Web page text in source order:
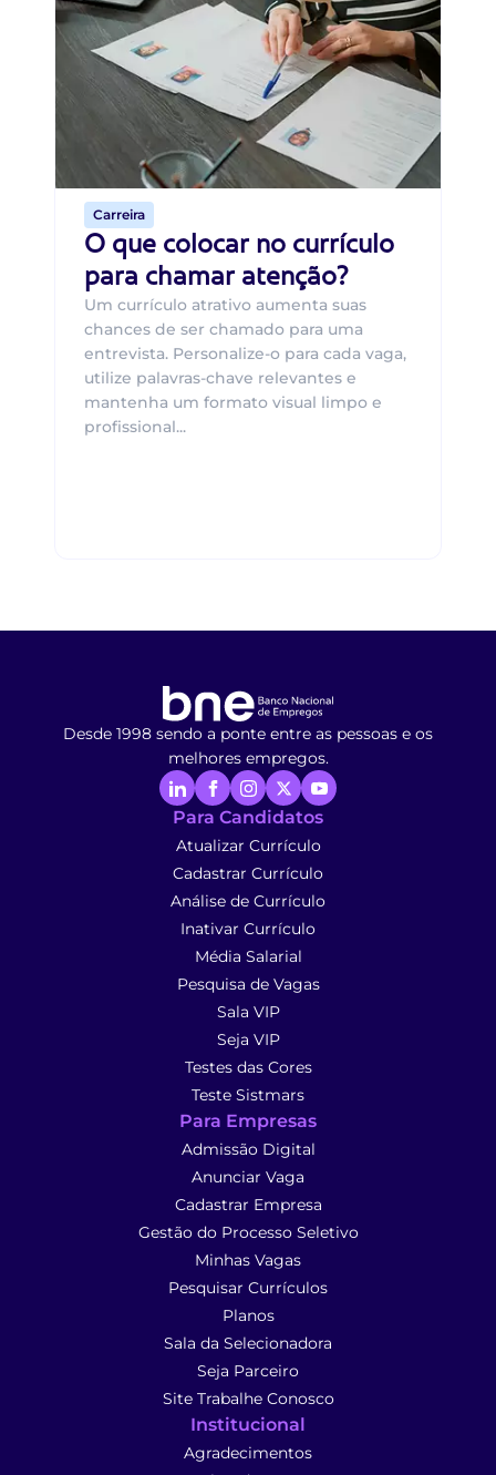
Carreira
O que colocar no currículo
para chamar atenção?
Um currículo atrativo aumenta suas
chances de ser chamado para uma
entrevista. Personalize-o para cada vaga,
utilize palavras-chave relevantes e
mantenha um formato visual limpo e
profissional...
Desde 1998 sendo a ponte entre as pessoas e os
melhores empregos.
Para Candidatos
Atualizar Currículo
Cadastrar Currículo
Análise de Currículo
Inativar Currículo
Média Salarial
Pesquisa de Vagas
Sala VIP
Seja VIP
Testes das Cores
Teste Sistmars
Para Empresas
Admissão Digital
Anunciar Vaga
Cadastrar Empresa
Gestão do Processo Seletivo
Minhas Vagas
Pesquisar Currículos
Planos
Sala da Selecionadora
Seja Parceiro
Site Trabalhe Conosco
Institucional
Agradecimentos